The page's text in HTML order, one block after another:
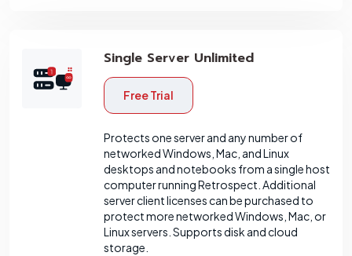
Single Server Unlimited
Free Trial
Protects one server and any number of
networked Windows, Mac, and Linux
desktops and notebooks from a single host
computer running Retrospect. Additional
server client licenses can be purchased to
protect more networked Windows, Mac, or
Linux servers. Supports disk and cloud
storage.